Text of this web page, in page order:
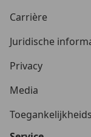
Carrière
Juridische
Privacy
Media